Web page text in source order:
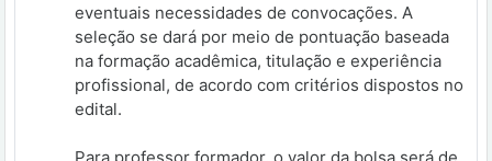
eventuais necessidades de convocações. A
seleção se dará por meio de pontuação baseada
na formação acadêmica, titulação e experiência
profissional, de acordo com critérios dispostos no
edital.
Para professor formador, o valor da bolsa será de